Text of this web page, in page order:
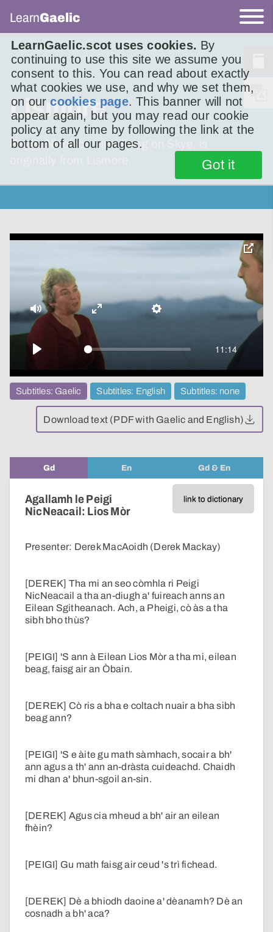
LearnGaelic.scot uses cookies. By
continuing to use this site we assume you
consent to this. You can read about exactly
what cookies we use, and why we set them,
on ourcookies page. This banner will not
appear again, but you may read our cookie
policy at any time by following the link at the
bottom of all our pages.
Got it
LearnGaelic
Lismore
Peggy Nicolson, now living on Skye, is
Play
11:14
Mute Settings
toggle
pop-
over
Subtitles: Gaelic Subtitles: English Subtitles: none
Download text (PDF with Gaelic and English)
Gd En Gd & En
link to dictionary
Agallamh le Peigi
NicNeacail: Lios Mòr
Presenter: Derek MacAoidh (Derek Mackay)
[DEREK] Tha mi an seo còmhla ri Peigi
NicNeacail a tha an-diugh a' fuireach anns an
Eilean Sgitheanach. Ach, a Pheigi, cò às a tha
sibh bho thùs?
[PEIGI] 'S ann à Eilean Lios Mòr a tha mi, eilean
beag, faisg air an Òbain.
[DEREK] Cò ris a bha e coltach nuair a bha sibh
beag ann?
[PEIGI] 'S e àite gu math sàmhach, socair a bh'
ann agus a th' ann an-dràsta cuideachd. Chaidh
mi dhan a' bhun-sgoil an-sin.
[DEREK] Agus cia mheud a bh' air an eilean
fhèin?
[PEIGI] Gu math faisg air ceud 's trì fichead.
[DEREK] Dè a bhiodh daoine a' dèanamh? Dè an
cosnadh a bh' aca?